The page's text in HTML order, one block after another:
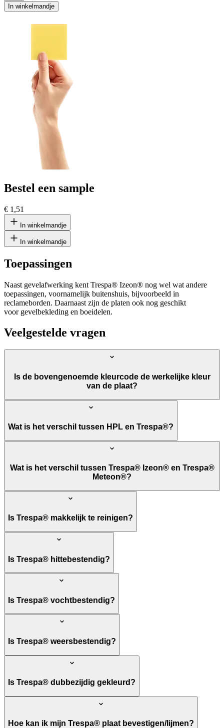
In winkelmandje
Bestel een sample
€ 1,51
In winkelmandje
In winkelmandje
Toepassingen
Naast gevelafwerking kent Trespa® Izeon® nog wel wat andere
toepassingen, voornamelijk buitenshuis, bijvoorbeeld in
reclameborden. Daarnaast zijn de platen ook nog geschikt
voor gevelbekleding en boeidelen.
Veelgestelde vragen
Is de bovengenoemde kleurcode de werkelijke kleur
van de plaat?
Wat is het verschil tussen HPL en Trespa®?
Wat is het verschil tussen Trespa® Izeon® en Trespa®
Meteon®?
Is Trespa® makkelijk te reinigen?
Is Trespa® hittebestendig?
Is Trespa® vochtbestendig?
Is Trespa® weersbestendig?
Is Trespa® dubbezijdig gekleurd?
Hoe kan ik mijn Trespa® plaat bevestigen/lijmen?